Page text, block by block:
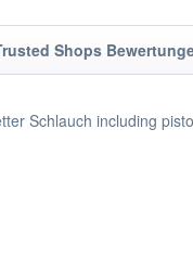
Shops
Schlauch including